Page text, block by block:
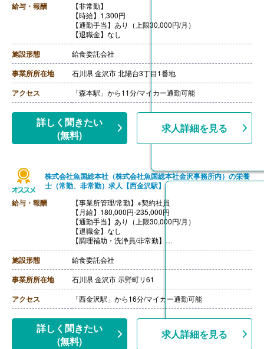
給与・報酬
【非常勤】
【時給】1,300円
【通勤手当】あり（上限30,000円/月）
【退職金】なし
施設形態 給食委託会社
事業所所在地 石川県 金沢市 北陽台3丁目1番地
アクセス 「森本駅」から11分/マイカー通勤可能
詳しく聞きたい
(無料)
求人詳細を見る
株式会社魚国総本社（株式会社魚国総本社金沢事務所内）の栄養
士（常勤、非常勤）求人【西金沢駅】
給与・報酬
【事業所管理/常勤】※契約社員
【月給】180,000円-235,000円
【通勤手当】あり（上限30,000円/月）
【退職金】なし
【調理補助・洗浄員/非常勤】
【時給】1,070円-
【通勤手当】あり（上限30,000円/月）
【退職金】なし
----
【配送員/非常勤】
【時給】1,080円-
【通勤手当】あり（上限30,000円/月）
【退職金】なし
施設形態 給食委託会社
事業所所在地 石川県 金沢市 示野町リ61
アクセス 「西金沢駅」から16分/マイカー通勤可能
詳しく聞きたい
(無料)
求人詳細を見る